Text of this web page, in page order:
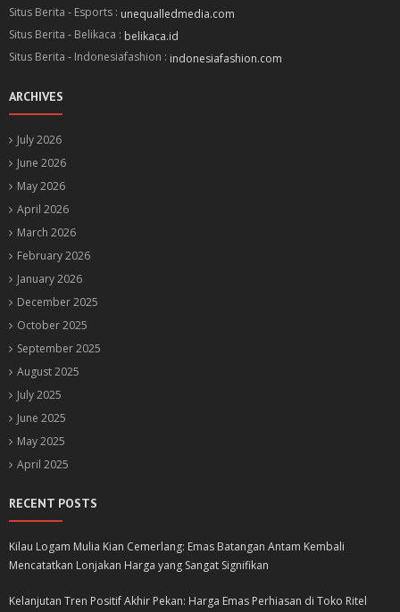
Situs Berita - Esports : unequalledmedia.com
Situs Berita - Belikaca : belikaca.id
Situs Berita - Indonesiafashion : indonesiafashion.com
ARCHIVES
July 2026
June 2026
May 2026
April 2026
March 2026
February 2026
January 2026
December 2025
October 2025
September 2025
August 2025
July 2025
June 2025
May 2025
April 2025
RECENT POSTS
Kilau Logam Mulia Kian Cemerlang: Emas Batangan Antam Kembali
Mencatatkan Lonjakan Harga yang Sangat Signifikan
Kelanjutan Tren Positif Akhir Pekan: Harga Emas Perhiasan di Toko Ritel